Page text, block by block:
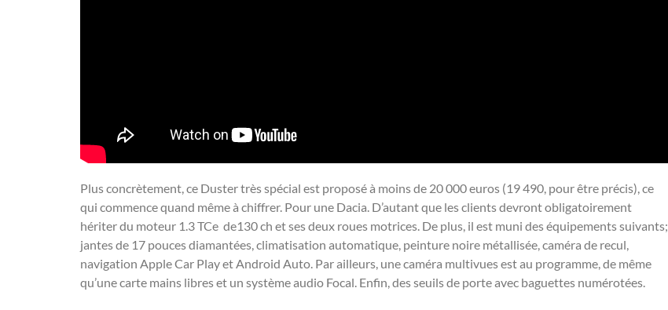
Plus concrètement, ce Duster très spécial est proposé à moins de 20 000 euros (19 490, pour être précis), ce
qui commence quand même à chiffrer. Pour une Dacia. D’autant que les clients devront obligatoirement
hériter du moteur 1.3 TCe de130 ch et ses deux roues motrices. De plus, il est muni des équipements suivants;
jantes de 17 pouces diamantées, climatisation automatique, peinture noire métallisée, caméra de recul,
navigation Apple Car Play et Android Auto. Par ailleurs, une caméra multivues est au programme, de même
qu’une carte mains libres et un système audio Focal. Enfin, des seuils de porte avec baguettes numérotées.